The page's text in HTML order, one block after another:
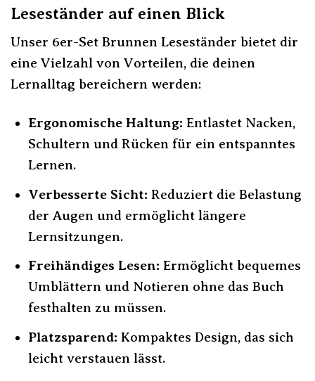
Leseständer auf einen Blick
Unser 6er-Set Brunnen Leseständer bietet dir
eine Vielzahl von Vorteilen, die deinen
Lernalltag bereichern werden:
Ergonomische Haltung: Entlastet Nacken,
Schultern und Rücken für ein entspanntes
Lernen.
Verbesserte Sicht: Reduziert die Belastung
der Augen und ermöglicht längere
Lernsitzungen.
Freihändiges Lesen: Ermöglicht bequemes
Umblättern und Notieren ohne das Buch
festhalten zu müssen.
Platzsparend: Kompaktes Design, das sich
leicht verstauen lässt.